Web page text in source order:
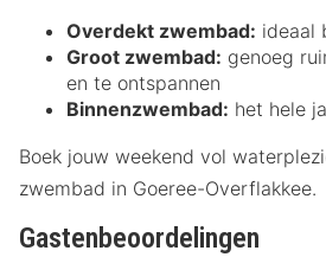
Overdekt zwembad: ideaal
Groot zwembad: genoeg
en te ontspannen
Binnenzwembad: het hele
Boek jouw weekend vol
zwembad in Goeree-Overflakkee.
Gastenbeoordelingen